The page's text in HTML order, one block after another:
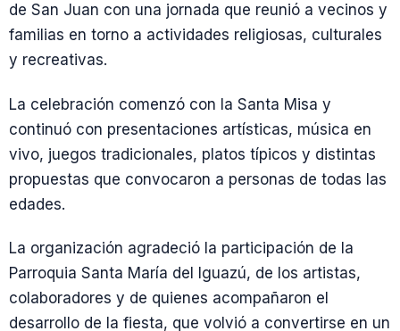
de San Juan con una jornada que reunió a vecinos y
familias en torno a actividades religiosas, culturales
y recreativas.
La celebración comenzó con la Santa Misa y
continuó con presentaciones artísticas, música en
vivo, juegos tradicionales, platos típicos y distintas
propuestas que convocaron a personas de todas las
edades.
La organización agradeció la participación de la
Parroquia Santa María del Iguazú, de los artistas,
colaboradores y de quienes acompañaron el
desarrollo de la fiesta, que volvió a convertirse en un